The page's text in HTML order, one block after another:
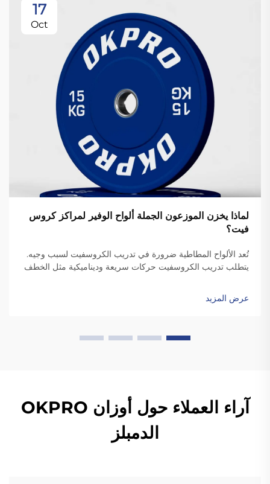
17
Oct
لماذا يخزن الموزعون الجملة ألواح الوفير لمراكز كروس
فيت؟
تُعد الألواح المطاطية ضرورة في تدريب الكروسفيت لسبب وجيه.
يتطلب تدريب الكروسفيت حركات سريعة وديناميكية مثل الخطف
القياسية، فإن الألواح المطاطية عالية الجودة تكون متينة بدرجة
كافية ل...
عرض المزيد
آراء العملاء حول أوزان OKPRO
الدمبلز